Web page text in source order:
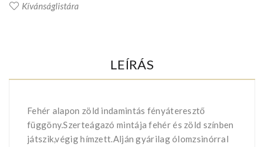
Kívánságlistára
LEÍRÁS
Fehér alapon zöld indamintás fényáteresztő
függöny.Szerteágazó mintája fehér és zöld színben
játszik,végig hímzett.Alján gyárilag ólomzsinórral